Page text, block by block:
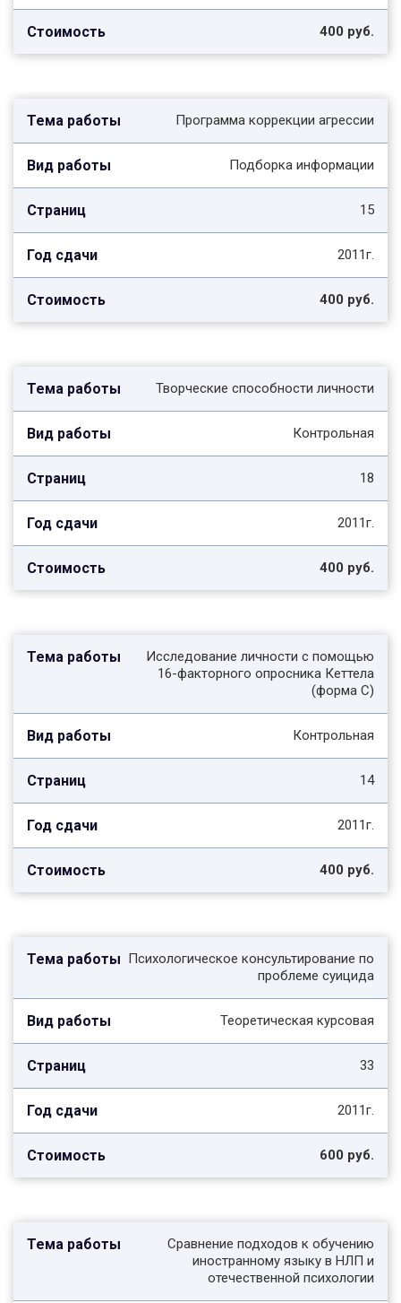
400 руб.
Программа коррекции агрессии
Подборка информации
15
2011г.
400 руб.
Творческие способности личности
Контрольная
18
2011г.
400 руб.
Исследование личности с помощью
16-факторного опросника Кеттела
(форма С)
Контрольная
14
2011г.
400 руб.
Психологическое консультирование по
проблеме суицида
Теоретическая курсовая
33
2011г.
600 руб.
Сравнение подходов к обучению
иностранному языку в НЛП и
отечественной психологии